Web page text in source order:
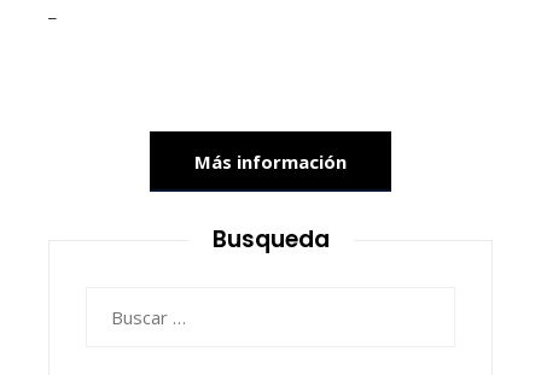
Más información
Busqueda